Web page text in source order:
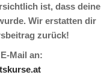
ist, dass deine
Wir erstatten dir
zurück!
Mail an: